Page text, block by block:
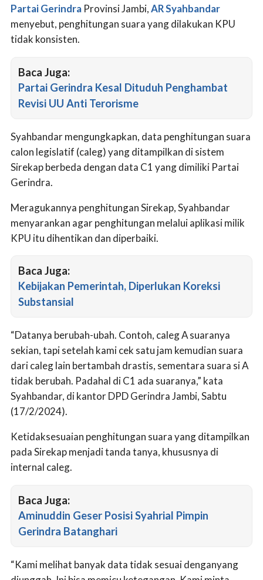
Partai Gerindra Provinsi Jambi,AR Syahbandar
menyebut, penghitungan suara yang dilakukan KPU
tidak konsisten.
Baca Juga:
Partai Gerindra Kesal Dituduh Penghambat
Revisi UU Anti Terorisme
Syahbandar mengungkapkan, data penghitungan suara
calon legislatif (caleg) yang ditampilkan di sistem
Sirekap berbeda dengan data C1 yang dimiliki Partai
Gerindra.
Meragukannya penghitungan Sirekap, Syahbandar
menyarankan agar penghitungan melalui aplikasi milik
KPU itu dihentikan dan diperbaiki.
Baca Juga:
Kebijakan Pemerintah, Diperlukan Koreksi
Substansial
“Datanya berubah-ubah. Contoh, caleg A suaranya
sekian, tapi setelah kami cek satu jam kemudian suara
dari caleg lain bertambah drastis, sementara suara si A
tidak berubah. Padahal di C1 ada suaranya,” kata
Syahbandar, di kantor DPD Gerindra Jambi, Sabtu
(17/2/2024).
Ketidaksesuaian penghitungan suara yang ditampilkan
pada Sirekap menjadi tanda tanya, khususnya di
internal caleg.
Baca Juga:
Aminuddin Geser Posisi Syahrial Pimpin
Gerindra Batanghari
“Kami melihat banyak data tidak sesuai denganyang